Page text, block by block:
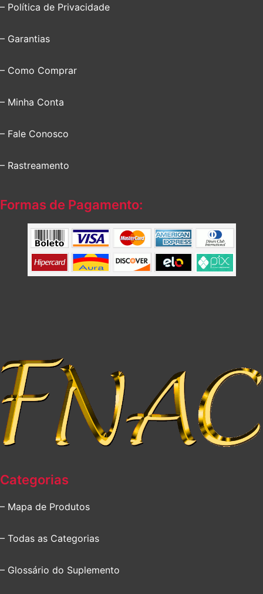
– Política de Privacidade
– Garantias
– Como Comprar
– Minha Conta
– Fale Conosco
– Rastreamento
Formas de Pagamento:
Categorias
– Mapa de Produtos
– Todas as Categorias
– Glossário do Suplemento